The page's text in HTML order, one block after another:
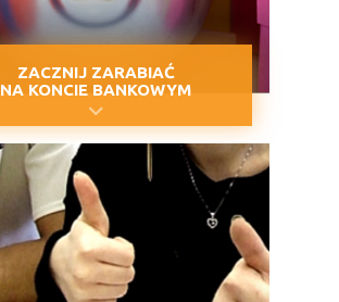
ZACZNIJ ZARABIAĆ
NA KONCIE BANKOWYM